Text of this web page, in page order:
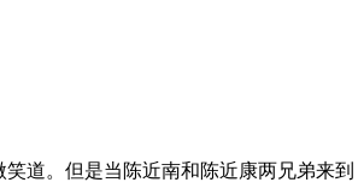
道。但是当陈近南和陈近康两兄弟来到